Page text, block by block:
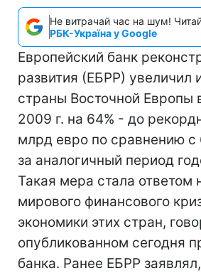
Не витрачай час на шум! Читай
РБК-Україна у Google
Европейский банк
развития (ЕБРР) увеличил
страны Восточной Европы
2009 г. на 64% - до
млрд евро по сравнению
за аналогичный период
Такая мера стала ответом
мирового финансового
экономики этих стран,
опубликованном сегодня
банка. Ранее ЕБРР